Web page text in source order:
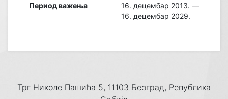
Период важења
16. децембар 2013. —
16. децембар 2029.
Трг Николе Пашића 5, 11103 Београд, Република